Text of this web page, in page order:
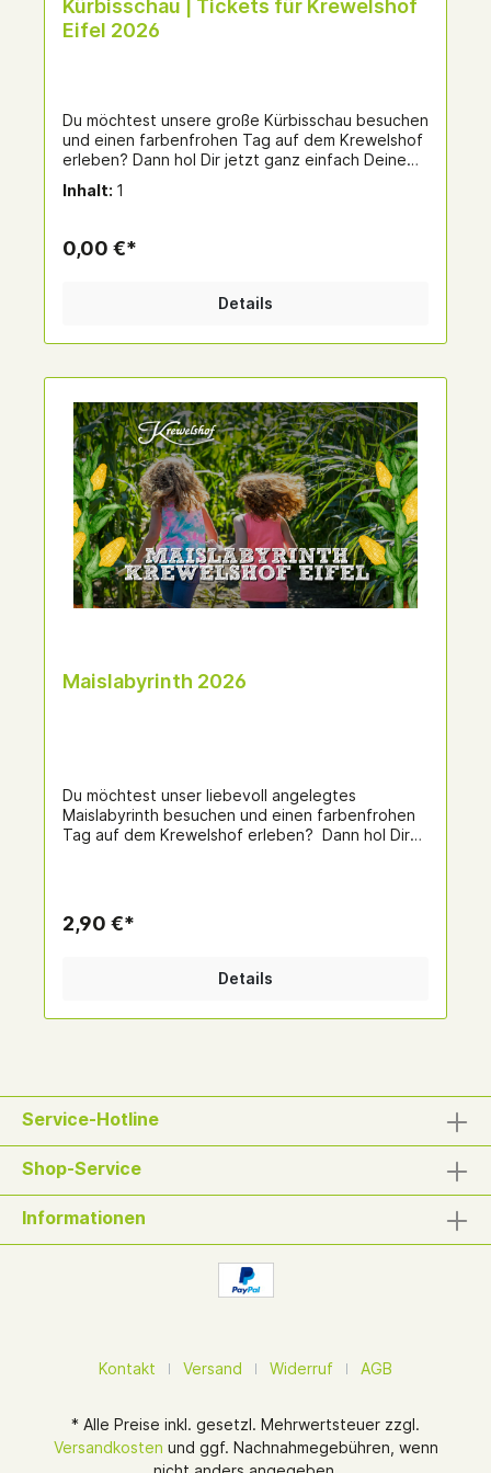
Kürbisschau | Tickets für Krewelshof
Eifel 2026
Du möchtest unsere große Kürbisschau besuchen
und einen farbenfrohen Tag auf dem Krewelshof
erleben? Dann hol Dir jetzt ganz einfach Deine
Deinen Besuch schon fest geplant hast.🔸 Flexi-
die sich nicht auf einen festen Tag festlegen
wollen. Damit bleibst Du flexibel und kannst
natürlich während der gesamten Kürbisschau-
Inhalt: 1
0,00 €*
Details
Maislabyrinth 2026
Du möchtest unser liebevoll angelegtes
Maislabyrinth besuchen und einen farbenfrohen
Tag auf dem Krewelshof erleben? Dann hol Dir
und alle, die Abenteuer lieben. 🕔 Der Hof hat bis
17:30 Uhr für Euch geöffnet – mit Hofladen,
hier auf den Button. Du wirst dann
2,90 €*
Details
Service-Hotline
Shop-Service
Informationen
Kontakt Versand Widerruf AGB
* Alle Preise inkl. gesetzl. Mehrwertsteuer zzgl.
Versandkosten und ggf. Nachnahmegebühren, wenn